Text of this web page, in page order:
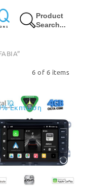
Product
Search...
6 of 6 items
Έκπτωση